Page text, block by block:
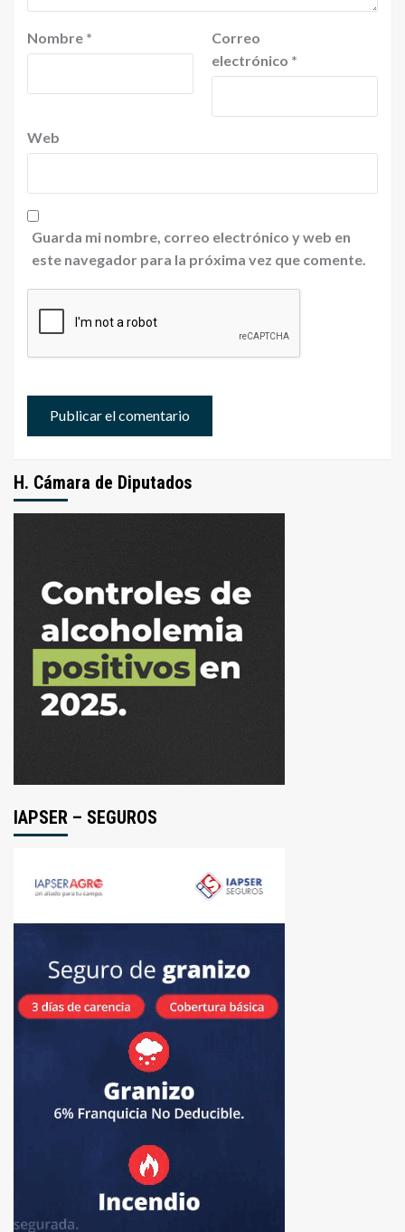
Nombre *
Correo
electrónico *
Web
Guarda mi nombre, correo electrónico y web en
este navegador para la próxima vez que comente.
H. Cámara de Diputados
IAPSER – SEGUROS